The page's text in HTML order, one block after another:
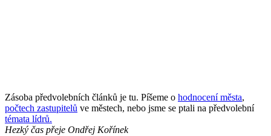
Zásoba předvolebních článků je tu. Píšeme o hodnocení města,
počtech zastupitelů ve městech, nebo jsme se ptali na předvolební
témata lídrů.
Hezký čas přeje Ondřej Kořínek